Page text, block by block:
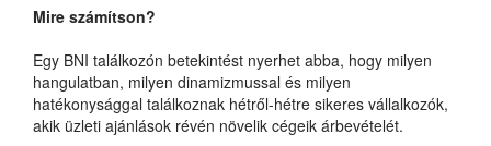
Mire számítson?
Egy BNI találkozón betekintést nyerhet abba, hogy milyen
hangulatban, milyen dinamizmussal és milyen
hatékonysággal találkoznak hétről-hétre sikeres vállalkozók,
akik üzleti ajánlások révén növelik cégeik árbevételét.